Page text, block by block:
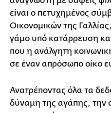
είναι ο πετυχημένος
Οικονομικών της
γάμο υπό κατάρρευση
που η ανάλγητη
σε έναν απρόσωπο οίκο
Ανατρέποντας όλα τα
δύναμη της αγάπης, την